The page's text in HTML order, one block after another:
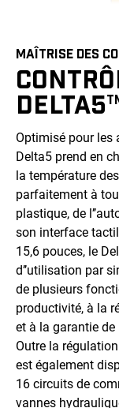
MAÎTRISE DES
DELTA5
Optimisé pour les
Delta5 prend en
la température
parfaitement à
plastique, de
son interface
15,6 pouces, le
d’’utilisation par
de plusieurs
productivité, à la
et à la garantie
Outre la
est également
16 circuits de
vannes